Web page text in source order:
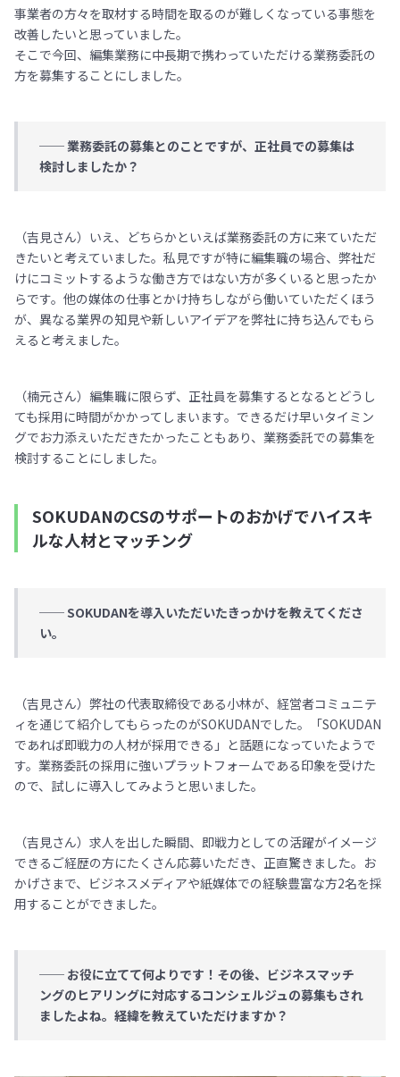
事業者の方々を取材する時間を取るのが難しくなっている事態を
改善したいと思っていました。
そこで今回、編集業務に中長期で携わっていただける業務委託の
方を募集することにしました。
── 業務委託の募集とのことですが、正社員での募集は
検討しましたか？
（吉見さん）いえ、どちらかといえば業務委託の方に来ていただ
きたいと考えていました。私見ですが特に編集職の場合、弊社だ
けにコミットするような働き方ではない方が多くいると思ったか
らです。他の媒体の仕事とかけ持ちしながら働いていただくほう
が、異なる業界の知見や新しいアイデアを弊社に持ち込んでもら
えると考えました。
（楠元さん）編集職に限らず、正社員を募集するとなるとどうし
ても採用に時間がかかってしまいます。できるだけ早いタイミン
グでお力添えいただきたかったこともあり、業務委託での募集を
検討することにしました。
SOKUDANのCSのサポートのおかげでハイスキ
ルな人材とマッチング
── SOKUDANを導入いただいたきっかけを教えてくださ
い。
（吉見さん）弊社の代表取締役である小林が、経営者コミュニテ
ィを通じて紹介してもらったのがSOKUDANでした。「SOKUDAN
であれば即戦力の人材が採用できる」と話題になっていたようで
す。業務委託の採用に強いプラットフォームである印象を受けた
ので、試しに導入してみようと思いました。
（吉見さん）求人を出した瞬間、即戦力としての活躍がイメージ
できるご経歴の方にたくさん応募いただき、正直驚きました。お
かげさまで、ビジネスメディアや紙媒体での経験豊富な方2名を採
用することができました。
── お役に立てて何よりです！その後、ビジネスマッチ
ングのヒアリングに対応するコンシェルジュの募集もされ
ましたよね。経緯を教えていただけますか？